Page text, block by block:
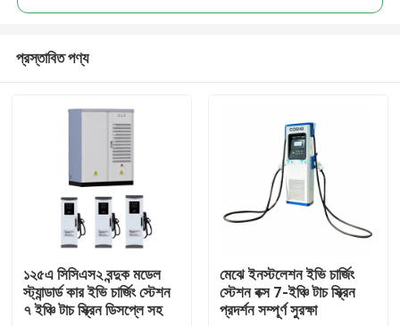
প্রস্তাবিত পণ্য
১২৫এ সিসিএস২ বন্দুক মডেল
স্ট্যান্ডার্ড কার ইভি চার্জিং স্টেশন
৭ ইঞ্চি টাচ স্ক্রিন ডিসপ্লে সহ
মেঝে ইনস্টলেশন ইভি চার্জিং
স্টেশন বক্স 7-ইঞ্চি টাচ স্ক্রিন
প্রদর্শন সম্পূর্ণ সুরক্ষা